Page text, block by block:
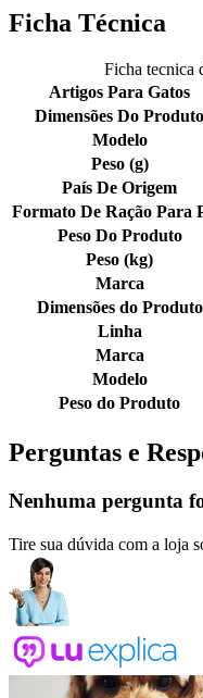
Ficha Técnica
Ficha tecnica
Artigos Para Gatos
Dimensões Do Produto
Modelo
Peso (g)
País De Origem
Formato De Ração Para
Peso Do Produto
Peso (kg)
Marca
Dimensões do Produto
Linha
Marca
Modelo
Peso do Produto
Perguntas e
Nenhuma pergunta
Tire sua dúvida com a loja